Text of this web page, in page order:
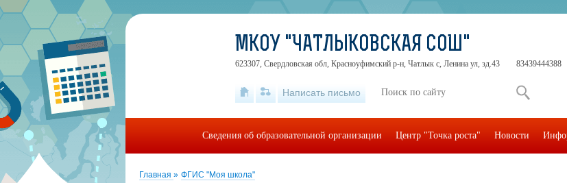
Главная » ФГИС "Моя школа"
МКОУ "ЧАТЛЫКОВСКАЯ СОШ"
623307, Свердловская обл, Красноуфимский р-н, Чатлык с, Ленина ул, зд.43 83439444388
Написать письмо
Сведения об образовательной организации Центр "Точка роста" Новости